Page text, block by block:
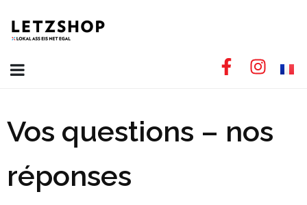
Vos questions – nos
réponses